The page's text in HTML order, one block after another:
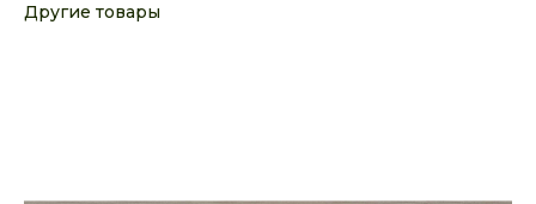
Другие товары